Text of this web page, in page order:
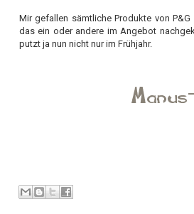
Mir gefallen sämtliche Produkte von
das ein oder andere im Angebot
putzt ja nun nicht nur im Frühjahr.